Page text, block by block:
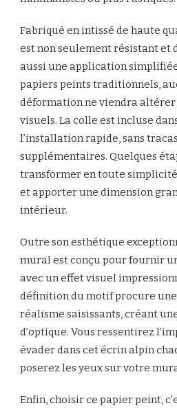
Fabriqué en intissé de haute
est non seulement résistant et
aussi une application
papiers peints traditionnels,
déformation ne viendra altérer
visuels. La colle est incluse
l’installation rapide, sans
supplémentaires. Quelques
transformer en toute
et apporter une dimension
intérieur.
Outre son esthétique
mural est conçu pour fournir
avec un effet visuel
définition du motif procure
réalisme saisissants, créant
d’optique. Vous ressentirez
évader dans cet écrin alpin
poserez les yeux sur votre
Enfin, choisir ce papier peint,